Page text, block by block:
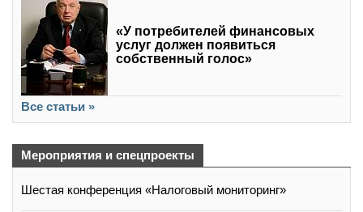
«У потребителей финансовых
услуг должен появиться
собственный голос»
Все статьи »
Мероприятия и спецпроекты
Шестая конференция «Налоговый мониторинг»